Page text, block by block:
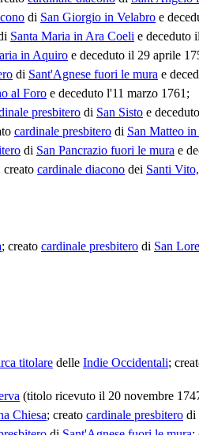
di San Giorgio in Velabro e
Santa Maria in Ara Coeli e deceduto
in Aquiro e deceduto il 29 aprile
di Sant'Agnese fuori le mura e
al Foro e deceduto l'11 marzo 1761;
presbitero di San Sisto e
cardinale presbitero di San Matteo
di San Pancrazio fuori le mura e
creato cardinale diacono dei Santi
; creato cardinale presbitero di San
titolare delle Indie Occidentali;
(titolo ricevuto il 20 novembre
Chiesa; creato cardinale presbitero di